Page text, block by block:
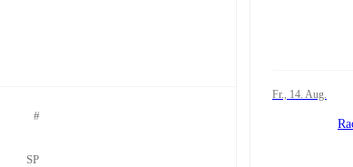
#
SP
Fr., 14. Aug.